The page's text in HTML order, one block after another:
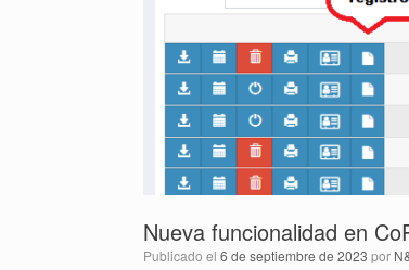
Nueva funcionalidad en
Publicado el 6 de septiembre de 2023 por